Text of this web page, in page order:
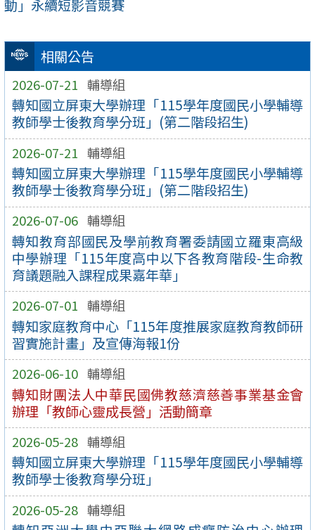
相關公告
2026-07-21 輔導組
轉知國立屏東大學辦理「115學年度國民小學輔導
教師學士後教育學分班」(第二階段招生)
2026-07-21 輔導組
轉知國立屏東大學辦理「115學年度國民小學輔導
教師學士後教育學分班」(第二階段招生)
2026-07-06 輔導組
轉知教育部國民及學前教育署委請國立羅東高級
中學辦理「115年度高中以下各教育階段-生命教
育議題融入課程成果嘉年華」
2026-07-01 輔導組
轉知家庭教育中心「115年度推展家庭教育教師研
習實施計畫」及宣傳海報1份
2026-06-10 輔導組
轉知財團法人中華民國佛教慈濟慈善事業基金會
辦理「教師心靈成長營」活動簡章
2026-05-28 輔導組
轉知國立屏東大學辦理「115學年度國民小學輔導
教師學士後教育學分班」
2026-05-28 輔導組
動」永續短影音競賽